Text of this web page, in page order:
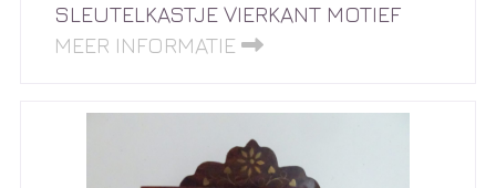
SLEUTELKASTJE VIERKANT MOTIEF
MEER INFORMATIE